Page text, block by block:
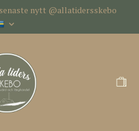
nytt @allatidersskebo